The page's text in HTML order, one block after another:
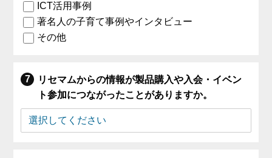
ICT活用事例
著名人の子育て事例やインタビュー
その他
リセマムからの情報が製品購入や入会・イベン
ト参加につながったことがありますか。